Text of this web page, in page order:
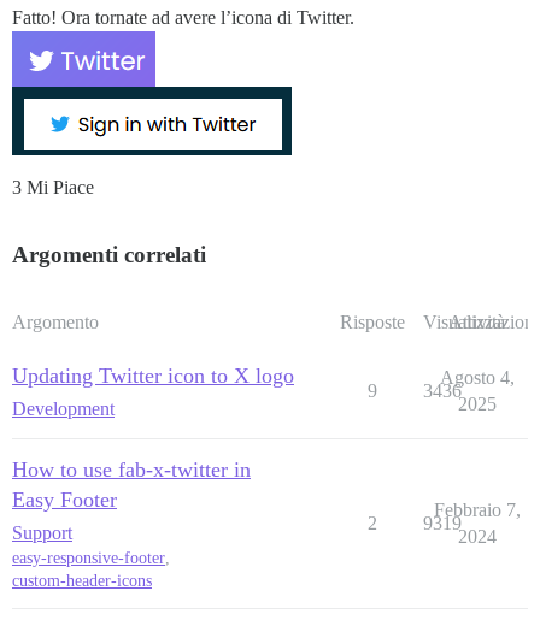
Fatto! Ora tornate ad avere l’icona di Twitter.
3 Mi Piace
Argomenti correlati
Argomento Risposte Visualizzazioni
Attività
Updating Twitter icon to X logo
Development
9 3436
Agosto 4,
2025
How to use fab-x-twitter in
Easy Footer
Support
easy-responsive-footer,
custom-header-icons
2 9319
Febbraio 7,
2024